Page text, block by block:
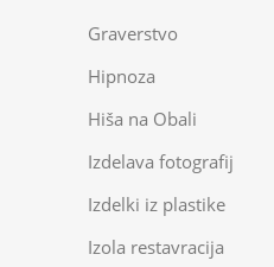
Graverstvo
Hipnoza
Hiša na Obali
Izdelava fotografij
Izdelki iz plastike
Izola restavracija